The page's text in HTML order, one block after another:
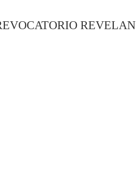
REVELAN